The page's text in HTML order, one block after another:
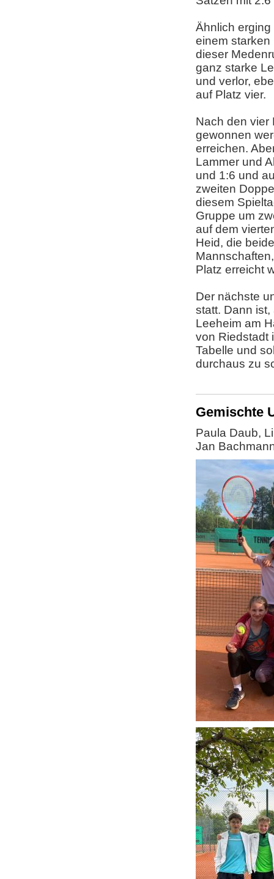
Ähnlich
einem starken
dieser
ganz starke
und verlor,
auf Platz vier.
Nach den vier
gewonnen
erreichen.
Lammer und
und 1:6 und
zweiten
diesem
Gruppe um
auf dem
Heid, die
Platz erreicht
Der nächste
statt. Dann
Leeheim am
von Riedstadt
Tabelle und
durchaus zu
Gemischte
Paula Daub,
Jan